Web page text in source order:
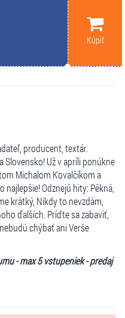
Kúpiť
producent, textár.
Slovensko! Už v apríli ponúkne
Michalom Kovalčíkom a
Odznejú hity: Pěkná,
krátký, Nikdy to nevzdám,
ďalších. Príďte sa zabaviť,
chýbať ani Verše
- max 5 vstupeniek - predaj